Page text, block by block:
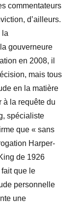
commentateurs
d’ailleurs.
la
gouverneure
en 2008, il
mais tous
en la matière
à la requête du
spécialiste
que « sans
Harper-
de 1926
que le
personnelle
une